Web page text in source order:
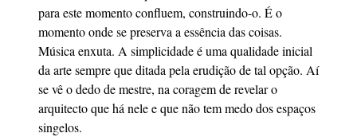
para este momento confluem, construindo-o. É o
momento onde se preserva a essência das coisas.
Música enxuta. A simplicidade é uma qualidade inicial
da arte sempre que ditada pela erudição de tal opção. Aí
se vê o dedo de mestre, na coragem de revelar o
arquitecto que há nele e que não tem medo dos espaços
singelos.